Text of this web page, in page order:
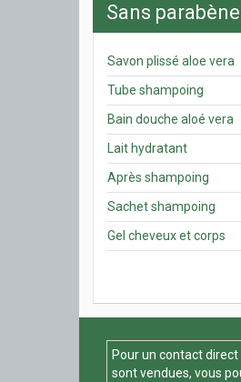
Sans parabène
Savon plissé aloe vera
Tube shampoing
Bain douche aloé vera
Lait hydratant
Après shampoing
Sachet shampoing
Gel cheveux et corps
Pour un contact direct
sont vendues, vous